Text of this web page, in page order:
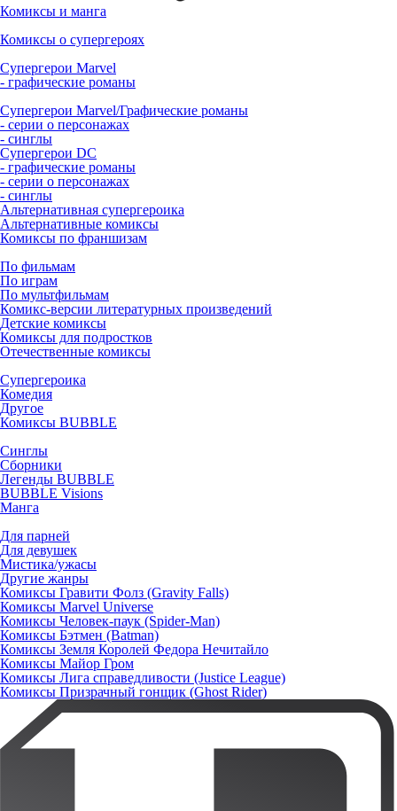
Комиксы и манга
Комиксы о супергероях
Супергерои Marvel
- графические романы
Супергерои Marvel/Графические романы
- серии о персонажах
- синглы
Супергерои DC
- графические романы
- серии о персонажах
- синглы
Альтернативная супергероика
Альтернативные комиксы
Комиксы по франшизам
По фильмам
По играм
По мультфильмам
Комикс-версии литературных произведений
Детские комиксы
Комиксы для подростков
Отечественные комиксы
Супергероика
Комедия
Другое
Комиксы BUBBLE
Синглы
Сборники
Легенды BUBBLE
BUBBLE Visions
Манга
Для парней
Для девушек
Мистика/ужасы
Другие жанры
Комиксы Гравити Фолз (Gravity Falls)
Комиксы Marvel Universe
Комиксы Человек-паук (Spider-Man)
Комиксы Бэтмен (Batman)
Комиксы Земля Королей Федора Нечитайло
Комиксы Майор Гром
Комиксы Лига справедливости (Justice League)
Комиксы Призрачный гонщик (Ghost Rider)